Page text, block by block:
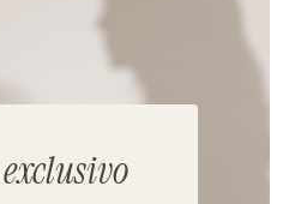
exclusivo